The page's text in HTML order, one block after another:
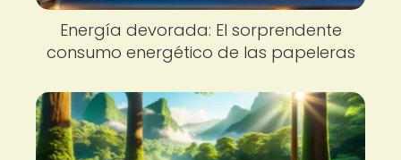
Energía devorada: El sorprendente
consumo energético de las papeleras